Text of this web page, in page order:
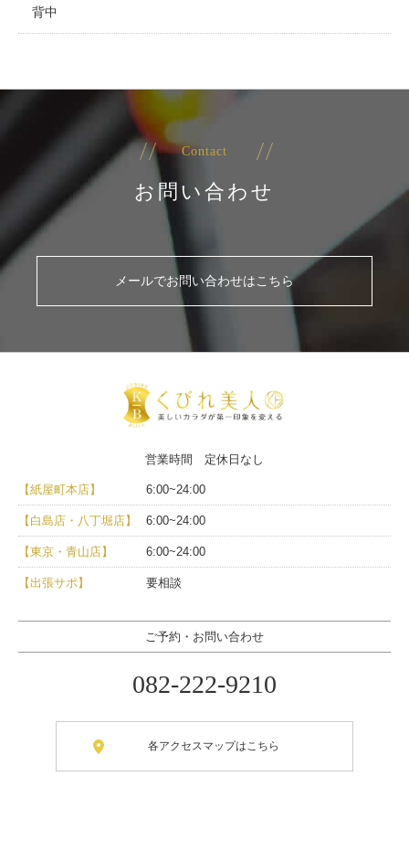
背中
Contact
お問い合わせ
メールでお問い合わせはこちら
営業時間 定休日なし
【紙屋町本店】 6:00~24:00
【白島店・八丁堀店】 6:00~24:00
【東京・青山店】 6:00~24:00
【出張サポ】 要相談
ご予約・お問い合わせ
082-222-9210
各アクセスマップはこちら